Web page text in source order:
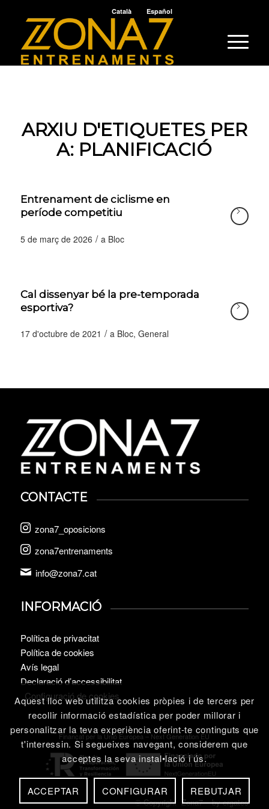
Català Español
ARXIU D'ETIQUETES PER
A: PLANIFICACIÓ
Entrenament de ciclisme en
període competitiu
5 de març de 2026 / a Bloc
Cal dissenyar bé la pre-temporada
esportiva?
17 d'octubre de 2021 / a Bloc, General
CONTACTE
zona7_oposicions
zona7entrenaments
info@zona7.cat
INFORMACIÓ
Política de privacitat
Política de cookies
Avís legal
Declaració d’accessibilitat
Configuració de cookies
Finançat per la Unió Europea – Next Generation EU
© Copyright Zona7 – byergates
Aquest lloc web utilitza cookies pròpies i de tercers per
recollir informació estadística per poder millorar i
personalitzar la teva experiència oferint-te continguts que
t'interessin. Si segueixes navegant, considerem que
acceptes la seva instal•lació i ús.
ACCEPTAR CONFIGURAR REBUTJAR